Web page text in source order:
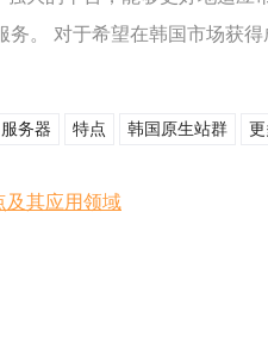
。 对于希望在韩国市场获
服务器 特点 韩国原生站群
及其应用领域